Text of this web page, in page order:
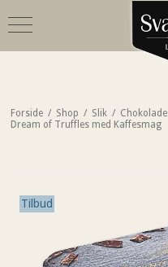
Forside / Shop / Slik / Chokolade
Dream of Truffles med Kaffesmag
Tilbud